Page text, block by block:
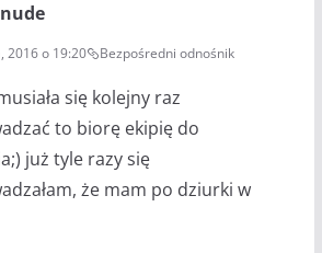
2016 o 19:20 Bezpośredni odnośnik
się kolejny raz
to biorę ekipię do
już tyle razy się
że mam po dziurki w